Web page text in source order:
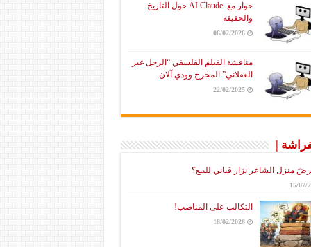
حوار مع AI Claude حول التاريخ
والحقيقة
06/02/2026
مناقشة الفيلم الفلسفي “الرجل غير
العقلاني” المخرج وودي آلان
22/02/2025
|
منزل الشاعر نزار قباني للبيع؟
15/07/
التكالب على المناصب!
18/02/2026